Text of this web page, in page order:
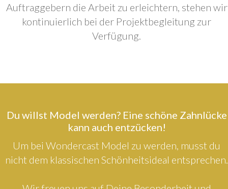
Auftraggebern die Arbeit zu erleichtern, stehen wir
kontinuierlich bei der Projektbegleitung zur
Verfügung.
Du willst Model werden? Eine schöne Zahnlücke
kann auch entzücken!
Um bei Wondercast Model zu werden, musst du
nicht dem klassischen Schönheitsideal entsprechen.